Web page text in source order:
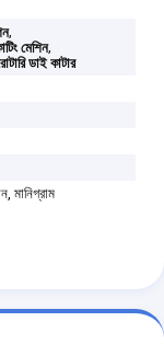
,
মেশিন,
ডাই কাটার
মানিগ্রাম